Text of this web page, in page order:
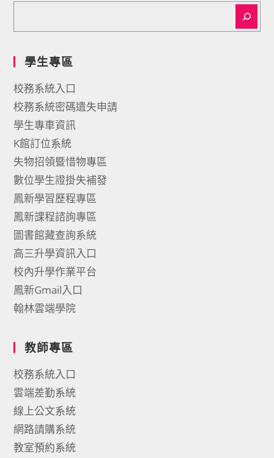
學生專區
校務系統入口
校務系統密碼遺失申請
學生專車資訊
K館訂位系統
失物招領暨惜物專區
數位學生證掛失補發
鳳新學習歷程專區
鳳新課程諮詢專區
圖書館藏查詢系統
高三升學資訊入口
校內升學作業平台
鳳新Gmail入口
翰林雲端學院
教師專區
校務系統入口
雲端差勤系統
線上公文系統
網路請購系統
教室預約系統